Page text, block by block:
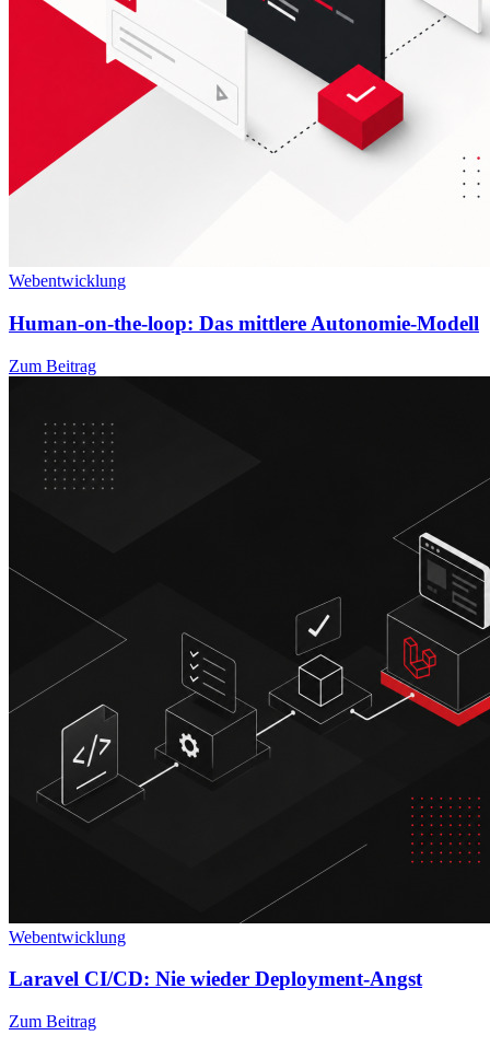
Webentwicklung
Human-on-the-loop: Das mittlere Autonomie-Modell
Zum Beitrag
Webentwicklung
Laravel CI/CD: Nie wieder Deployment-Angst
Zum Beitrag